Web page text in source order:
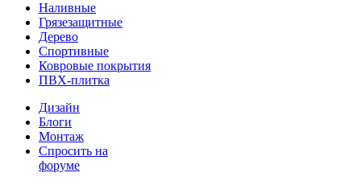
Наливные
Грязезащитные
Дерево
Спортивные
Ковровые покрытия
ПВХ-плитка
Дизайн
Блоги
Монтаж
Спросить на
форуме